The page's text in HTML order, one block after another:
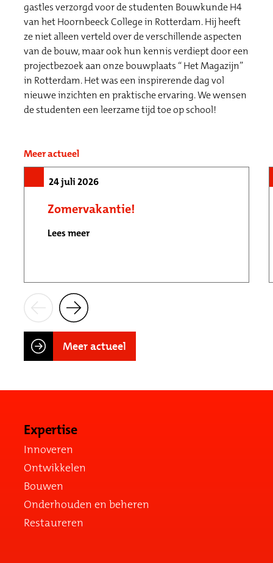
gastles verzorgd voor de studenten Bouwkunde H4
van het Hoornbeeck College in Rotterdam. Hij heeft
ze niet alleen verteld over de verschillende aspecten
van de bouw, maar ook hun kennis verdiept door een
projectbezoek aan onze bouwplaats “ Het Magazijn”
in Rotterdam. Het was een inspirerende dag vol
nieuwe inzichten en praktische ervaring. We wensen
de studenten een leerzame tijd toe op school!
Meer actueel
24 juli 2026
Zomervakantie!
Lees meer
Meer actueel
Expertise
Innoveren
Ontwikkelen
Bouwen
Onderhouden en beheren
Restaureren